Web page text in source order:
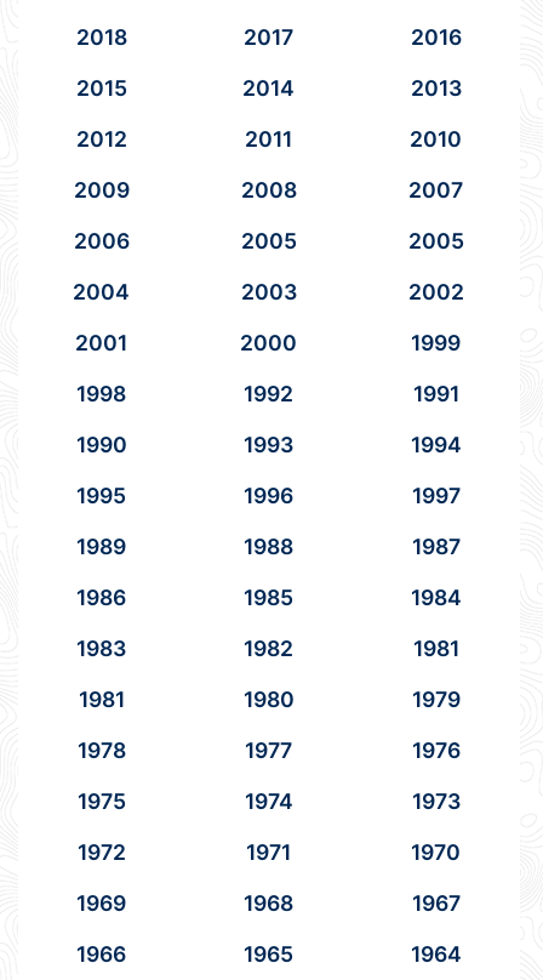
2018
2017
2016
2015
2014
2013
2012
2011
2010
2009
2008
2007
2006
2005
2005
2004
2003
2002
2001
2000
1999
1998
1992
1991
1990
1993
1994
1995
1996
1997
1989
1988
1987
1986
1985
1984
1983
1982
1981
1981
1980
1979
1978
1977
1976
1975
1974
1973
1972
1971
1970
1969
1968
1967
1966
1965
1964